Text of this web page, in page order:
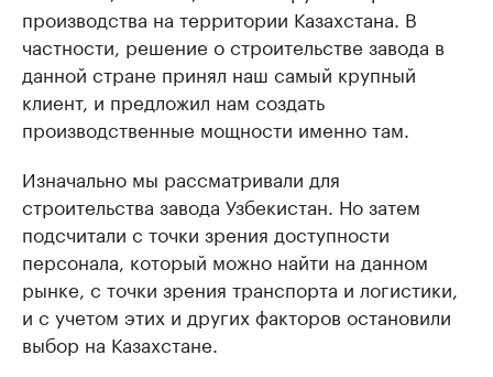
производства на территории Казахстана. В
частности, решение о строительстве завода в
данной стране принял наш самый крупный
клиент, и предложил нам создать
производственные мощности именно там.
Изначально мы рассматривали для
строительства завода Узбекистан. Но затем
подсчитали с точки зрения доступности
персонала, который можно найти на данном
рынке, с точки зрения транспорта и логистики,
и с учетом этих и других факторов остановили
выбор на Казахстане.